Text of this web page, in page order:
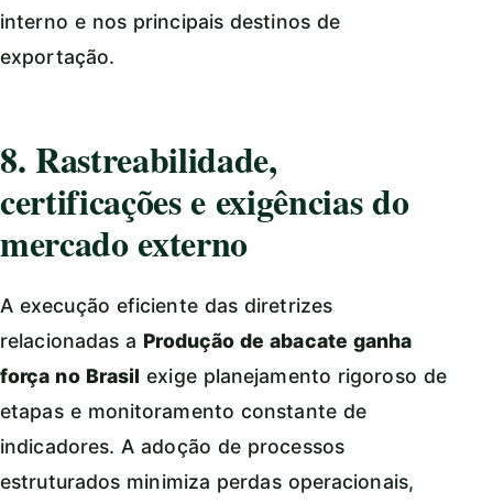
interno e nos principais destinos de
exportação.
8. Rastreabilidade,
certificações e exigências do
mercado externo
A execução eficiente das diretrizes
relacionadas a Produção de abacate ganha
força no Brasil exige planejamento rigoroso de
etapas e monitoramento constante de
indicadores. A adoção de processos
estruturados minimiza perdas operacionais,